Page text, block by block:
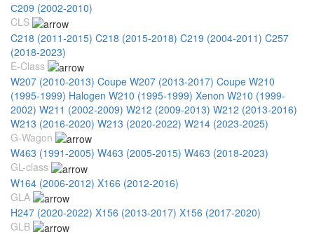
С209 (2002-2010)
CLS
C218 (2011-2015) C218 (2015-2018) C219 (2004-2011) C257
(2018-2023)
E-Class
W207 (2010-2013) Coupe W207 (2013-2017) Coupe W210
(1995-1999) Halogen W210 (1995-1999) Xenon W210 (1999-
2002) W211 (2002-2009) W212 (2009-2013) W212 (2013-2016)
W213 (2016-2020) W213 (2020-2022) W214 (2023-2025)
G-Wagon
W463 (1991-2005) W463 (2005-2015) W463 (2018-2023)
GL-class
W164 (2006-2012) X166 (2012-2016)
GLA
H247 (2020-2022) X156 (2013-2017) X156 (2017-2020)
GLB